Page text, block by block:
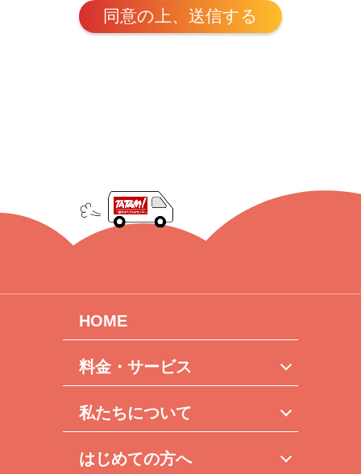
同意の上、送信する
HOME
料金・サービス
私たちについて
はじめての方へ